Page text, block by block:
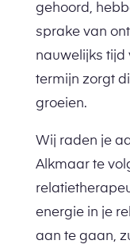
gehoord,
sprake van
nauwelijks tijd
termijn zorgt
groeien.
Wij raden je
Alkmaar te
energie in je
aan te gaan,